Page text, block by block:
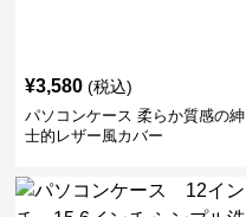
¥3,580 (税込)
パソコンケース 柔らか質感の紳
士的レザー風カバー